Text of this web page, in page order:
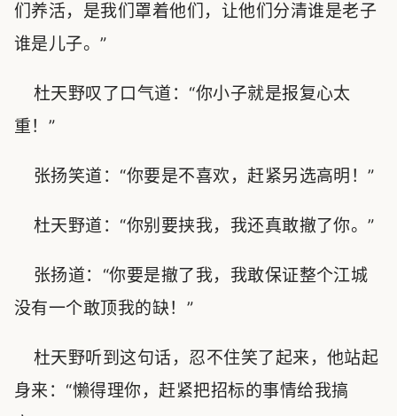
们养活，是我们罩着他们，让他们分清谁是老子
谁是儿子。”
杜天野叹了口气道：“你小子就是报复心太
重！”
张扬笑道：“你要是不喜欢，赶紧另选高明！”
杜天野道：“你别要挟我，我还真敢撤了你。”
张扬道：“你要是撤了我，我敢保证整个江城
没有一个敢顶我的缺！”
杜天野听到这句话，忍不住笑了起来，他站起
身来：“懒得理你，赶紧把招标的事情给我搞